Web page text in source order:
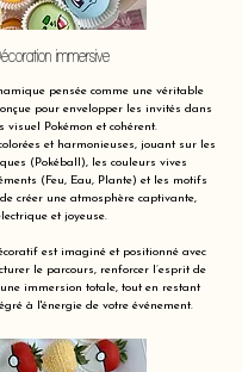
immersive
pensée comme une véritable
pour envelopper les invités dans
visuel Pokémon et cohérent.
et harmonieuses, jouant sur les
(Pokéball), les couleurs vives
(Feu, Eau, Plante) et les motifs
créer une atmosphère captivante,
et joyeuse.
est imaginé et positionné avec
le parcours, renforcer l’esprit de
immersion totale, tout en restant
à l'énergie de votre événement.